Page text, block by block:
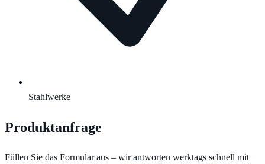
Stahlwerke
Produktanfrage
Füllen Sie das Formular aus – wir antworten werktags schnell mit